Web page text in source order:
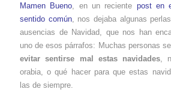
Mamen Bueno , en un reciente post en
sentido común, nos dejaba algunas
ausencias de Navidad, que nos han
uno de esos párrafos: Muchas personas
evitar sentirse mal estas navidades ,
orabia, o qué hacer para que estas
las de siempre.